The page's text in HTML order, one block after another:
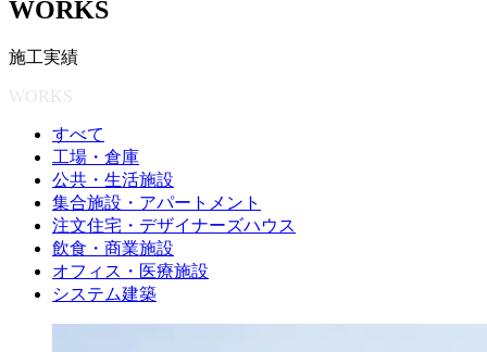
WORKS
施工実績
WORKS
すべて
工場・倉庫
公共・生活施設
集合施設・アパートメント
注文住宅・デザイナーズハウス
飲食・商業施設
オフィス・医療施設
システム建築